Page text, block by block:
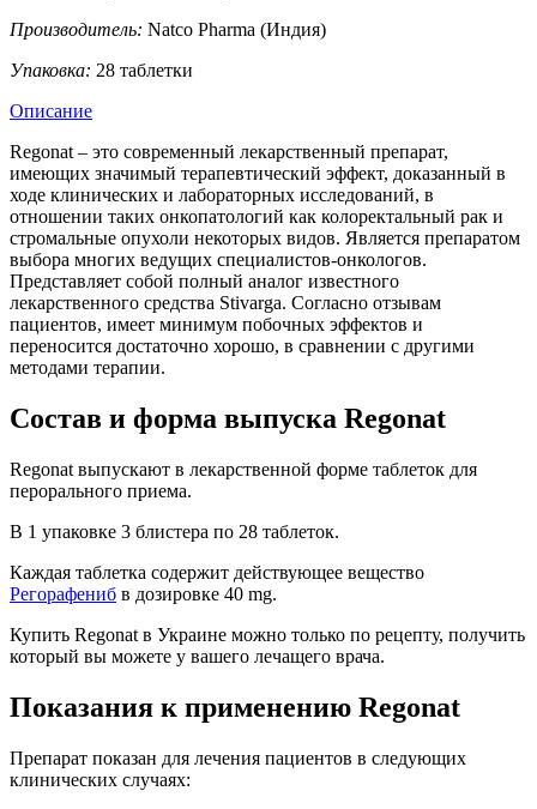
Производитель: Natco Pharma (Индия)
Упаковка: 28 таблетки
Описание
Regonat – это современный лекарственный препарат,
имеющих значимый терапевтический эффект, доказанный в
ходе клинических и лабораторных исследований, в
отношении таких онкопатологий как колоректальный рак и
стромальные опухоли некоторых видов. Является препаратом
выбора многих ведущих специалистов-онкологов.
Представляет собой полный аналог известного
лекарственного средства Stivarga. Согласно отзывам
пациентов, имеет минимум побочных эффектов и
переносится достаточно хорошо, в сравнении с другими
методами терапии.
Состав и форма выпуска Regonat
Regonat выпускают в лекарственной форме таблеток для
перорального приема.
В 1 упаковке 3 блистера по 28 таблеток.
Каждая таблетка содержит действующее вещество
Регорафениб в дозировке 40 mg.
Купить Regonat в Украине можно только по рецепту, получить
который вы можете у вашего лечащего врача.
Показания к применению Regonat
Препарат показан для лечения пациентов в следующих
клинических случаях: